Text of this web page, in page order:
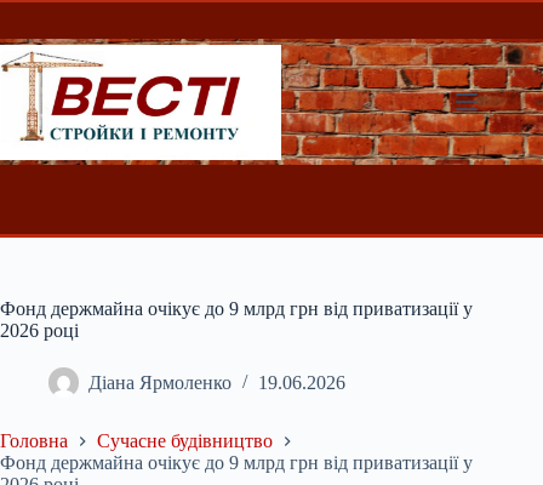
Перейти
вмісту
Фонд держмайна очікує до 9 млрд грн від приватизації у
2026 році
Діана Ярмоленко 19.06.2026
Головна
Сучасне будівництво
Фонд держмайна очікує до 9 млрд грн від приватизації у